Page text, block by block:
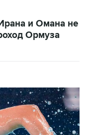
и Омана не
Ормуза